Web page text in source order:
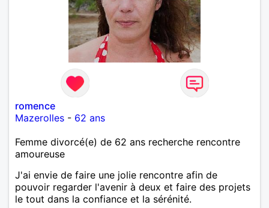
romence
Mazerolles - 62 ans
Femme divorcé(e) de 62 ans recherche rencontre
amoureuse
J'ai envie de faire une jolie rencontre afin de
pouvoir regarder l'avenir à deux et faire des projets
le tout dans la confiance et la sérénité.